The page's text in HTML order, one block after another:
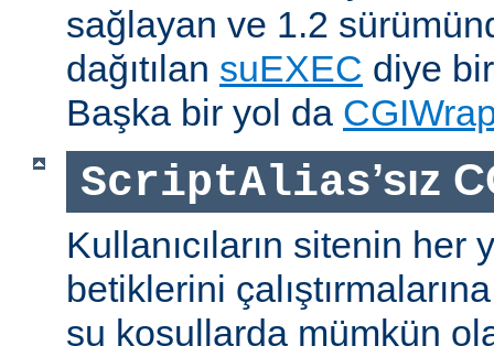
sağlayan ve 1.2
dağıtılan suEXEC diye
Başka bir yol da
ScriptAlias’sız
Kullanıcıların sitenin her
betiklerini
şu koşullarda mümkün